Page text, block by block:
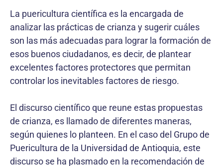
La puericultura científica es la encargada de
analizar las prácticas de crianza y sugerir cuáles
son las más adecuadas para lograr la formación de
esos buenos ciudadanos, es decir, de plantear
excelentes factores protectores que permitan
controlar los inevitables factores de riesgo.
El discurso científico que reune estas propuestas
de crianza, es llamado de diferentes maneras,
según quienes lo planteen. En el caso del Grupo de
Puericultura de la Universidad de Antioquia, este
discurso se ha plasmado en la recomendación de